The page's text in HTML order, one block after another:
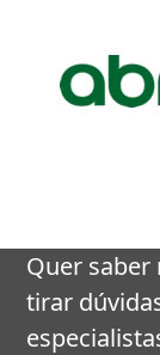
right
carousel
navigation
buttons
Quer saber
tirar